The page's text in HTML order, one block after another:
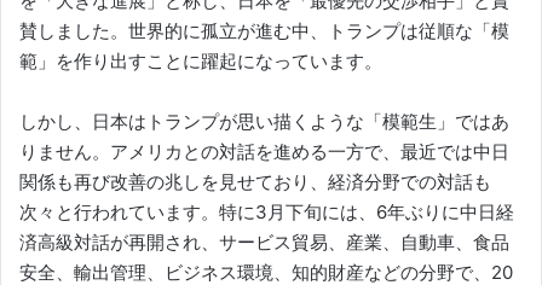
賛しました。世界的に孤立が進む中、トランプは従順な「模
範」を作り出すことに躍起になっています。
しかし、日本はトランプが思い描くような「模範生」ではあ
りません。アメリカとの対話を進める一方で、最近では中日
関係も再び改善の兆しを見せており、経済分野での対話も
次々と行われています。特に3月下旬には、6年ぶりに中日経
済高級対話が再開され、サービス貿易、産業、⾃動⾞、食品
安全、輸出管理、ビジネス環境、知的財産などの分野で、20